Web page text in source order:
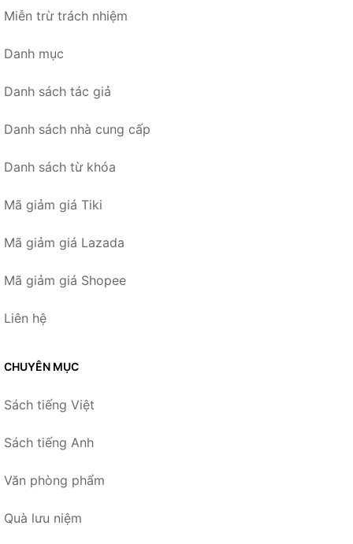
Miễn trừ trách nhiệm
Danh mục
Danh sách tác giả
Danh sách nhà cung cấp
Danh sách từ khóa
Mã giảm giá Tiki
Mã giảm giá Lazada
Mã giảm giá Shopee
Liên hệ
CHUYÊN MỤC
Sách tiếng Việt
Sách tiếng Anh
Văn phòng phẩm
Quà lưu niệm